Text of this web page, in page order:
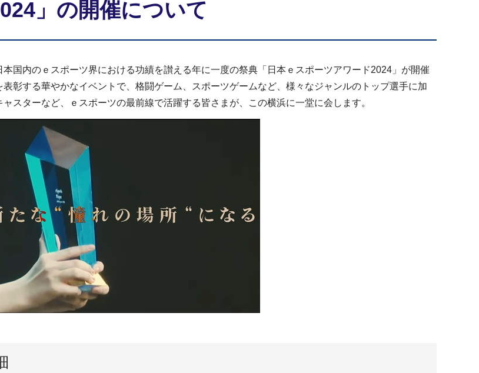
」の開催について
国内のｅスポーツ界における功績を讃える年に一度の祭典「日本ｅスポーツアワード2024」が開催
彰する華やかなイベントで、格闘ゲーム、スポーツゲームなど、様々なジャンルのトップ選手に加
スターなど、ｅスポーツの最前線で活躍する皆さまが、この横浜に一堂に会します。